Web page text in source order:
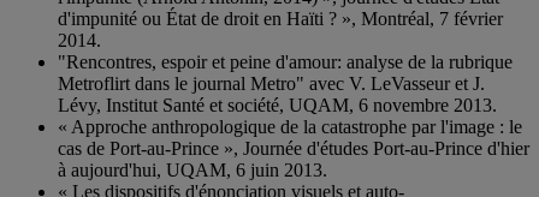
d'impunité ou État de droit en Haïti ? », Montréal, 7 février
2014.
"Rencontres, espoir et peine d'amour: analyse de la rubrique
Metroflirt dans le journal Metro" avec V. LeVasseur et J.
Lévy, Institut Santé et société, UQAM, 6 novembre 2013.
« Approche anthropologique de la catastrophe par l'image : le
cas de Port-au-Prince », Journée d'études Port-au-Prince d'hier
à aujourd'hui, UQAM, 6 juin 2013.
« Les dispositifs d'énonciation visuels et auto-